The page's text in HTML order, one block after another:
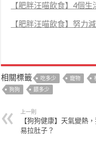
【肥胖汪喵飲食】4個
【肥胖汪喵飲食】努力
相關標籤 吃多少 寵物
狗狗
餵多少
上一則
【狗狗健康】天氣變熱
易拉肚子？